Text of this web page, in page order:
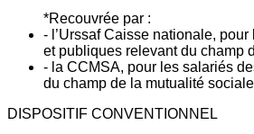
*Recouvrée par :
- l’Urssaf Caisse nationale,
et publiques relevant du champ
- la CCMSA, pour les salariés
du champ de la mutualité
DISPOSITIF CONVENTIONNEL